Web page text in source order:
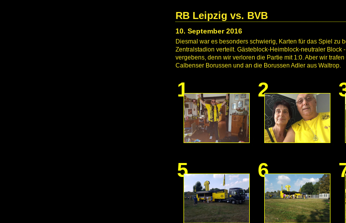
RB Leipzig vs. BVB
10. September 2016
Diesmal war es besonders schwierig, Karten für das Spiel zu
Zentralstadion verteilt. Gästeblock-Heimblock-neutraler
vergebens, denn wir verloren die Partie mit 1:0. Aber wir
Calbenser Borussen und an die Borussen Adler aus Waltrop.
1 2
5 6